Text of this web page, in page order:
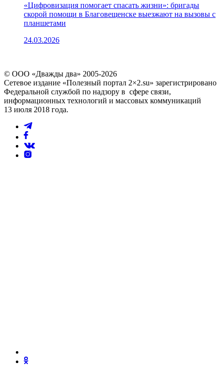
«Цифровизация помогает спасать жизни»: бригады
скорой помощи в Благовещенске выезжают на вызовы с
планшетами
24.03.2026
© ООО «Дважды два» 2005-2026
Сетевое издание «Полезный портал 2×2.su» зарегистрировано
Федеральной службой по надзору в сфере связи,
информационных технологий и массовых коммуникаций
13 июля 2018 года.